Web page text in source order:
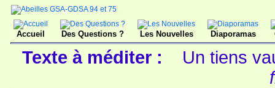
Accueil Des Questions ? Les Nouvelles Diaporamas
Texte à méditer :
Un tiens